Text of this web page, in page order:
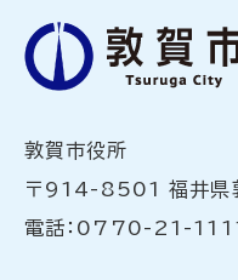
敦賀市役所
〒914-8501 福井県
電話：0770-21-1111